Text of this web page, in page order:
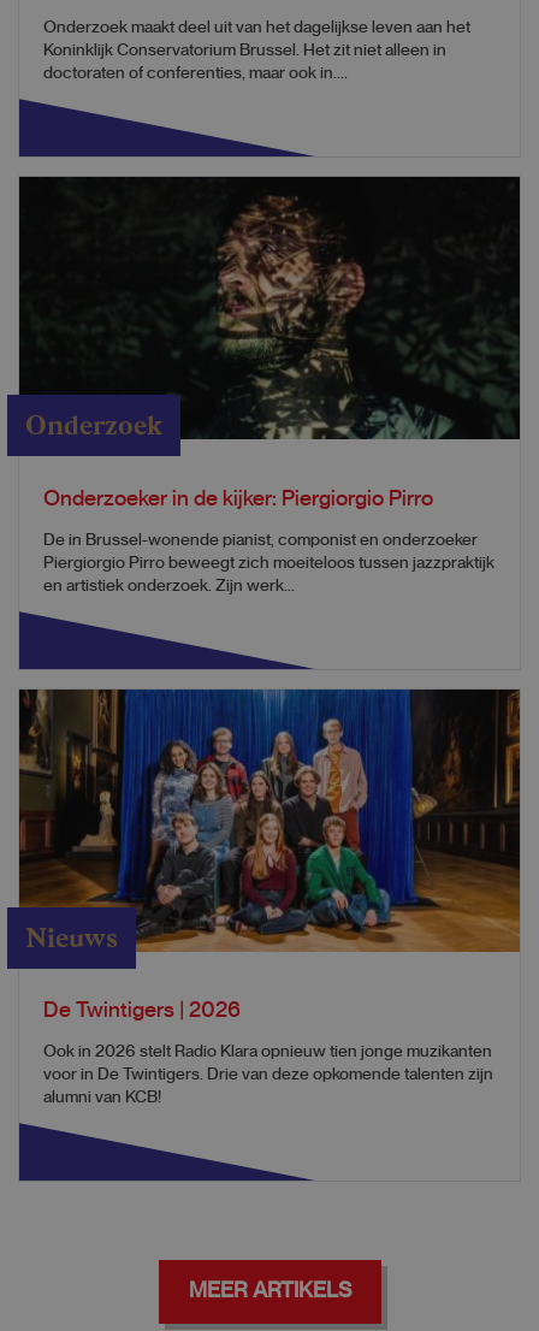
Onderzoek maakt deel uit van het dagelijkse leven aan het
Koninklijk Conservatorium Brussel. Het zit niet alleen in
doctoraten of conferenties, maar ook in....
Onderzoek
Onderzoeker in de kijker: Piergiorgio Pirro
De in Brussel-wonende pianist, componist en onderzoeker
Piergiorgio Pirro beweegt zich moeiteloos tussen jazzpraktijk
en artistiek onderzoek. Zijn werk...
Nieuws
De Twintigers | 2026
Ook in 2026 stelt Radio Klara opnieuw tien jonge muzikanten
voor in De Twintigers. Drie van deze opkomende talenten zijn
alumni van KCB!
MEER ARTIKELS